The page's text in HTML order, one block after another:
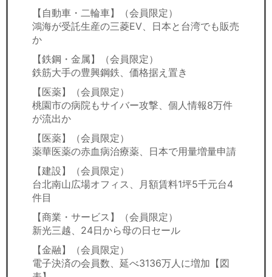
【自動車・二輪車】（会員限定）
鴻海が受託生産の三菱EV、日本と台湾でも販売
か
【鉄鋼・金属】（会員限定）
鉄筋大手の豊興鋼鉄、価格据え置き
【医薬】（会員限定）
桃園市の病院もサイバー攻撃、個人情報8万件
が流出か
【医薬】（会員限定）
薬華医薬の赤血病治療薬、日本で用量増量申請
【建設】（会員限定）
台北南山広場オフィス、月額賃料1坪5千元台4
件目
【商業・サービス】（会員限定）
新光三越、24日から母の日セール
【金融】（会員限定）
電子決済の会員数、延べ3136万人に増加【図